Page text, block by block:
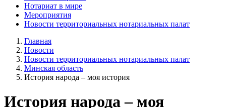
Нотариат в мире
Мероприятия
Новости территориальных нотариальных палат
Главная
Новости
Новости территориальных нотариальных палат
Минская область
История народа – моя история
История народа – моя